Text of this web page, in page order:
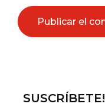
SUSCRÍBETE!